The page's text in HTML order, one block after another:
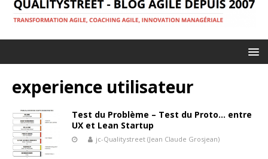
experience utilisateur
Test du Problème – Test du Proto… entre
UX et Lean Startup
jc-Qualitystreet (Jean Claude Grosjean)